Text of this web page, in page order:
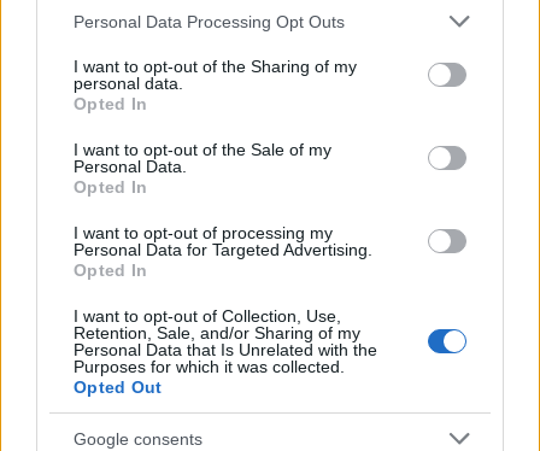
Please note that this website/app uses one or more Google
not limited to your visit or usage behaviour. You may click to
grant or deny consent to Google and its third-party tags to
use your data for below specified purposes in below Google
consent section.
Personal Data Processing Opt Outs
I want to opt-out of the Sharing of my
personal data.
Opted In
I want to opt-out of the Sale of my
Personal Data.
Opted In
I want to opt-out of processing my
Personal Data for Targeted Advertising.
Opted In
I want to opt-out of Collection, Use,
Retention, Sale, and/or Sharing of my
Personal Data that Is Unrelated with the
Purposes for which it was collected.
Opted Out
Google consents
приложенията от Microsoft Store ще се показват
на първия поддържан език в този списък.
На моя лаптоп най-отгоре имаше английски
Notepad и Snipping Tool (и вероятно други, които
не съм забелязал) на датски, въпреки че езикът
Проблемът беше решен чрез преместване на
английския (САЩ) най-отгоре. След това Notepad
беше наречен Notepad, а Snipping Tool отново
беше наречен Snipping Tool, както се предполага
Предполагам, че това се отнася и за други
езици, като например стартирането на